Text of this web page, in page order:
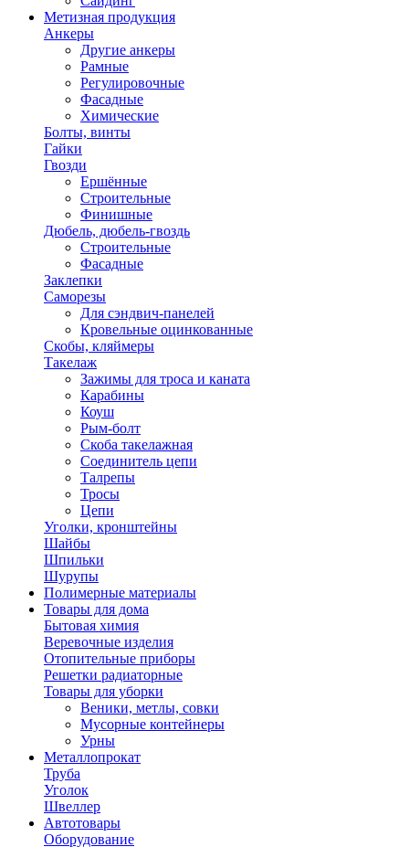
Метизная продукция
Анкеры
Другие анкеры
Рамные
Регулировочные
Фасадные
Химические
Болты, винты
Гайки
Гвозди
Ершённые
Строительные
Финишные
Дюбель, дюбель-гвоздь
Строительные
Фасадные
Заклепки
Саморезы
Для сэндвич-панелей
Кровельные оцинкованные
Скобы, кляймеры
Такелаж
Зажимы для троса и каната
Карабины
Коуш
Рым-болт
Скоба такелажная
Соединитель цепи
Талрепы
Тросы
Цепи
Уголки, кронштейны
Шайбы
Шпильки
Шурупы
Полимерные материалы
Товары для дома
Бытовая химия
Веревочные изделия
Отопительные приборы
Решетки радиаторные
Товары для уборки
Веники, метлы, совки
Мусорные контейнеры
Урны
Металлопрокат
Труба
Уголок
Швеллер
Автотовары
Оборудование